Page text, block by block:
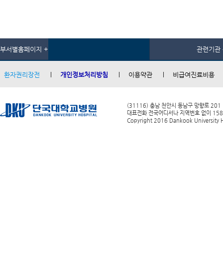
부서별홈페이지 + 관련기관
환자권리장전 개인정보처리방침 이용약관 비급여진료비용
(31116) 충남 천안시 동남구 망향로 201
대표전화 전국어디서나 지역번호 없이
Copyright 2016 Dankook University